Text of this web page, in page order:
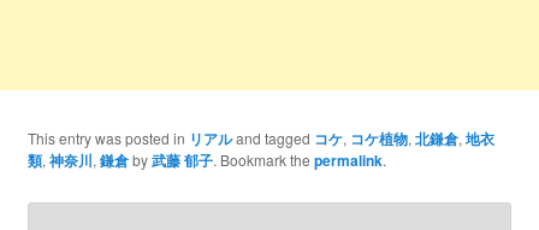
This entry was posted in リアルand tagged コケ, コケ植物, 北鎌倉, 地衣
類, 神奈川, 鎌倉by武藤 郁子. Bookmark the permalink.